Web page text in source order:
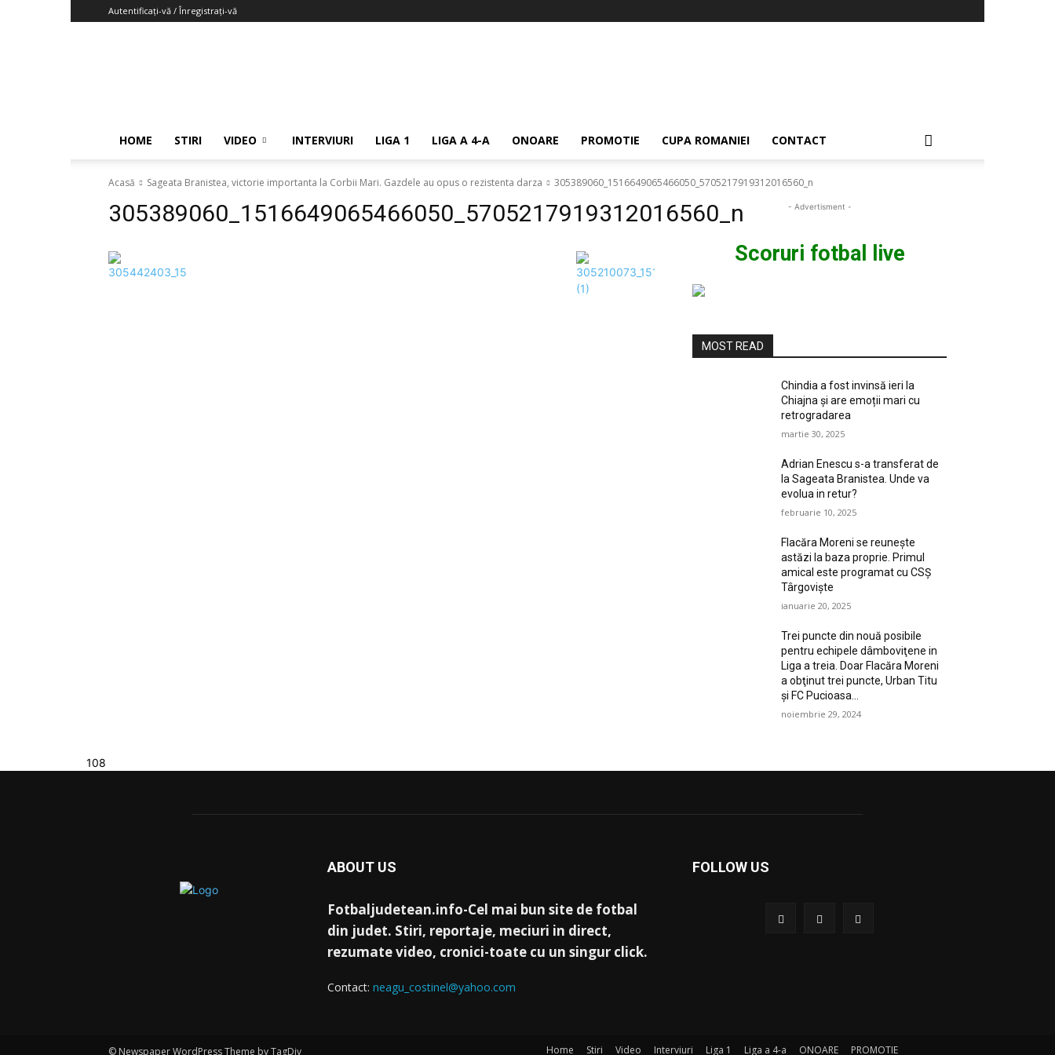
Autentificați-vă / Înregistrați-vă
HOME STIRI VIDEO INTERVIURI LIGA 1 LIGA A 4-A ONOARE PROMOTIE CUPA ROMANIEI CONTACT
Acasă Sageata Branistea, victorie importanta la Corbii Mari. Gazdele au opus o rezistenta darza 305389060_1516649065466050_5705217919312016560_n
305389060_1516649065466050_5705217919312016560_n - Advertisment -
Scoruri fotbal live
MOST READ
Chindia a fost invinsă ieri la
Chiajna și are emoții mari cu
retrogradarea
martie 30, 2025
Adrian Enescu s-a transferat de
la Sageata Branistea. Unde va
evolua in retur?
februarie 10, 2025
Flacăra Moreni se reuneşte
astăzi la baza proprie. Primul
amical este programat cu CSȘ
Târgovişte
ianuarie 20, 2025
Trei puncte din nouă posibile
pentru echipele dâmboviţene in
Liga a treia. Doar Flacăra Moreni
a obţinut trei puncte, Urban Titu
şi FC Pucioasa...
noiembrie 29, 2024
108
ABOUT US
Fotbaljudetean.info-Cel mai bun site de fotbal
din judet. Stiri, reportaje, meciuri in direct,
rezumate video, cronici-toate cu un singur click.
Contact: neagu_costinel@yahoo.com
FOLLOW US
© Newspaper WordPress Theme by TagDiv Home Stiri Video Interviuri Liga 1 Liga a 4-a ONOARE PROMOTIE